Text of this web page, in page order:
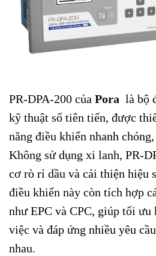
PR-DPA-200 của Pora là bộ
kỹ thuật số tiên tiến, được
năng điều khiển nhanh
Không sử dụng xi lanh, PR-
cơ rò rỉ dầu và cải thiện hiệu
điều khiển này còn tích hợp
như EPC và CPC, giúp tối
việc và đáp ứng nhiều yêu
nhau.